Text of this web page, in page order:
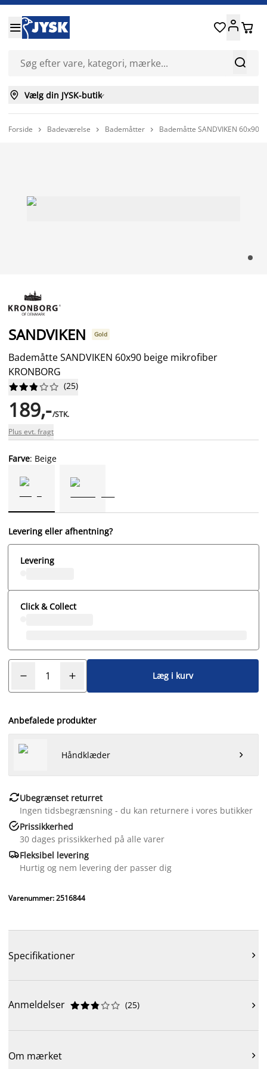


 
 Vælg din JYSK-butik
Forside  Badeværelse  Bademåtter  Bademåtte SANDVIKEN 60x90
SANDVIKEN Gold
Bademåtte SANDVIKEN 60x90 beige mikrofiber
KRONBORG





 (25)
189,-/STK.
Plus evt. fragt
Farve: Beige
Levering eller afhentning?
Levering
Click & Collect
Læg i kurv
Anbefalede produkter
Håndklæder 
Ubegrænset returret
Ingen tidsbegrænsning - du kan returnere i vores butikker
Prissikkerhed
30 dages prissikkerhed på alle varer
Fleksibel levering
Hurtig og nem levering der passer dig
Varenummer: 2516844
Specifikationer 
Anmeldelser 




 (25) 
Om mærket 